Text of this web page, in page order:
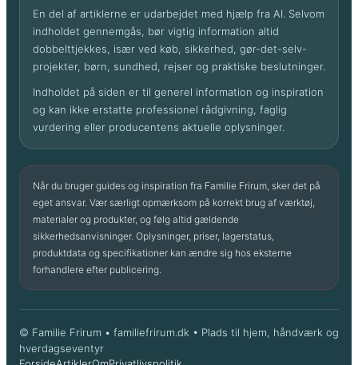
En del af artiklerne er udarbejdet med hjælp fra AI. Selvom
indholdet gennemgås, bør vigtig information altid
dobbelttjekkes, især ved køb, sikkerhed, gør-det-selv-
projekter, børn, sundhed, rejser og praktiske beslutninger.
Indholdet på siden er til generel information og inspiration
og kan ikke erstatte professionel rådgivning, faglig
vurdering eller producentens aktuelle oplysninger.
Når du bruger guides og inspiration fra Familie Frirum, sker det på
eget ansvar. Vær særligt opmærksom på korrekt brug af værktøj,
materialer og produkter, og følg altid gældende
sikkerhedsanvisninger. Oplysninger, priser, lagerstatus,
produktdata og specifikationer kan ændre sig hos eksterne
forhandlere efter publicering.
© Familie Frirum • familiefrirum.dk • Plads til hjem, håndværk og
hverdags­eventyr